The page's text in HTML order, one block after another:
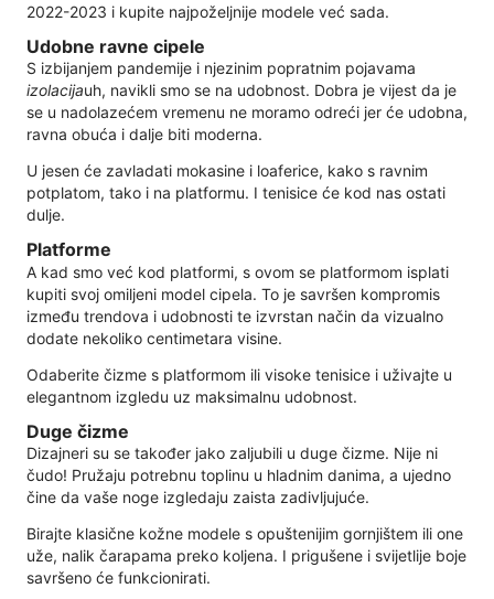
2022-2023 i kupite najpoželjnije modele već sada.
Udobne ravne cipele
S izbijanjem pandemije i njezinim popratnim pojavama
izolacijauh, navikli smo se na udobnost. Dobra je vijest da je
se u nadolazećem vremenu ne moramo odreći jer će udobna,
ravna obuća i dalje biti moderna.
U jesen će zavladati mokasine i loaferice, kako s ravnim
potplatom, tako i na platformu. I tenisice će kod nas ostati
dulje.
Platforme
A kad smo već kod platformi, s ovom se platformom isplati
kupiti svoj omiljeni model cipela. To je savršen kompromis
između trendova i udobnosti te izvrstan način da vizualno
dodate nekoliko centimetara visine.
Odaberite čizme s platformom ili visoke tenisice i uživajte u
elegantnom izgledu uz maksimalnu udobnost.
Duge čizme
Dizajneri su se također jako zaljubili u duge čizme. Nije ni
čudo! Pružaju potrebnu toplinu u hladnim danima, a ujedno
čine da vaše noge izgledaju zaista zadivljujuće.
Birajte klasične kožne modele s opuštenijim gornjištem ili one
uže, nalik čarapama preko koljena. I prigušene i svijetlije boje
savršeno će funkcionirati.